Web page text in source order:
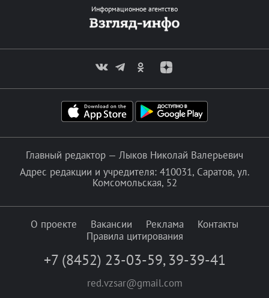
Информационное агентство
Главный редактор — Лыков Николай Валерьевич
Адрес редакции и учредителя: 410031, Саратов, ул.
Комсомольская, 52
О проекте Вакансии Реклама
Контакты
Правила цитирования
+7 (8452) 23-03-59, 39-39-41
red.vzsar@gmail.com